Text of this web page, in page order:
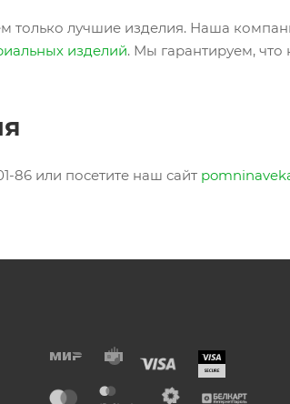
только лучшие изделия. Наша
изделий. Мы гарантируем,
86 или посетите наш сайт